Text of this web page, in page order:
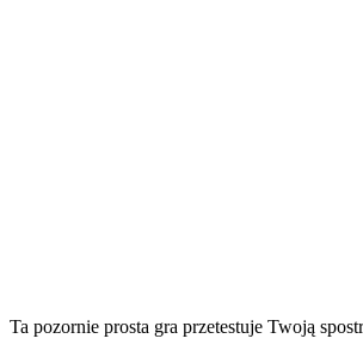
Ta pozornie prosta gra przetestuje Twoją